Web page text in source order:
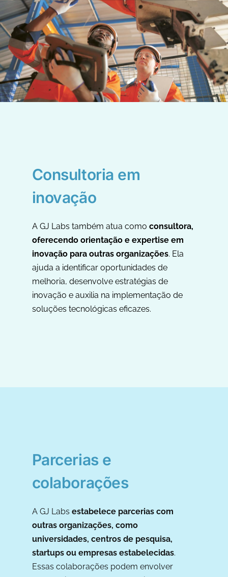
Consultoria em
inovação
A GJ Labs também atua como consultora,
oferecendo orientação e expertise em
inovação para outras organizações. Ela
ajuda a identificar oportunidades de
melhoria, desenvolve estratégias de
inovação e auxilia na implementação de
soluções tecnológicas eficazes.
Parcerias e
colaborações
A GJ Labs estabelece parcerias com
outras organizações, como
universidades, centros de pesquisa,
startups ou empresas estabelecidas.
Essas colaborações podem envolver